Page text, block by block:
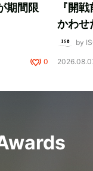
期間限
0
『開
かわせ
by